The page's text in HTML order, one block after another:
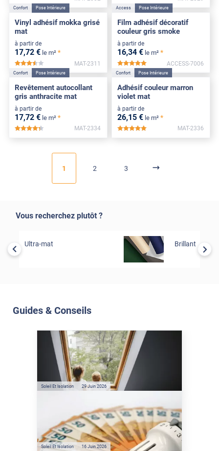
Confort Pose Intérieure
Vinyl adhésif mokka grisé
mat
à partir de
17,72 € le m² *
*****
MAT-2311
Access Pose Intérieure
Film adhésif décoratif
couleur gris smoke
à partir de
16,34 € le m² *
ACCESS-7006
Confort Pose Intérieure
Revêtement autocollant
gris anthracite mat
à partir de
17,72 € le m² *
*****
MAT-2334
Confort Pose Intérieure
Adhésif couleur marron
violet mat
à partir de
26,15 € le m² *
MAT-2336
1 2 3
Vous recherchez plutôt ?
Ultra-mat Brillant
Guides & Conseils
Véranda et Velux : Comment
bloquer jusqu'à 80% de
l'énergie solaire sans
climatisation ?
Soleil Et Isolation 29 Juin 2026
Film anti-chaleur : quelles
sont les économies d’énergie
réelles ?
Soleil Et Isolation 16 Juin 2026